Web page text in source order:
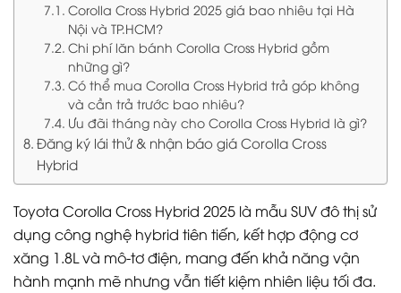
Corolla Cross Hybrid 2025 giá bao nhiêu tại Hà
Nội và TP.HCM?
Chi phí lăn bánh Corolla Cross Hybrid gồm
những gì?
Có thể mua Corolla Cross Hybrid trả góp không
và cần trả trước bao nhiêu?
Ưu đãi tháng này cho Corolla Cross Hybrid là gì?
Đăng ký lái thử & nhận báo giá Corolla Cross
Hybrid
Toyota Corolla Cross Hybrid 2025 là mẫu SUV đô thị sử
dụng công nghệ hybrid tiên tiến, kết hợp động cơ
xăng 1.8L và mô-tơ điện, mang đến khả năng vận
hành mạnh mẽ nhưng vẫn tiết kiệm nhiên liệu tối đa.